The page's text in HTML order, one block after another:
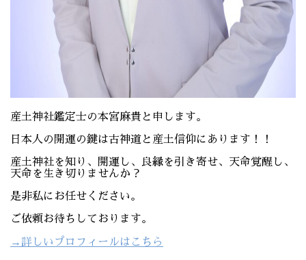
産土神社鑑定士の本宮麻貴と申します。
日本人の開運の鍵は古神道と産土信仰にあります！！
産土神社を知り、開運し、良縁を引き寄せ、天命覚醒し、
天命を生き切りませんか？
是非私にお任せください。
ご依頼お待ちしております。
→詳しいプロフィールはこちら